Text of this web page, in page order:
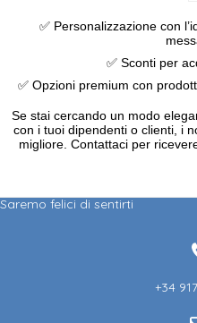
✅ Personalizzazione con
✅ Sconti per
✅ Opzioni premium con
Se stai cercando un modo
con i tuoi dipendenti o clienti, i
migliore. Contattaci per
Saremo felici di sentirti
+34